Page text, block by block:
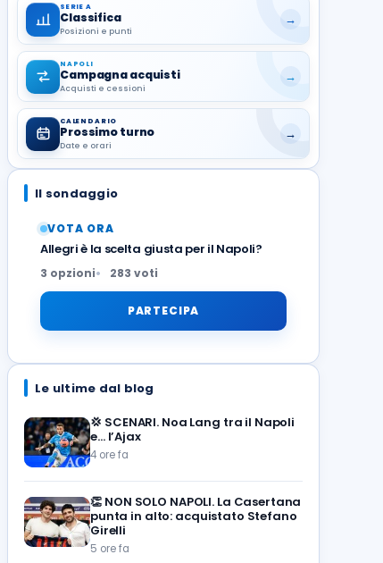
SERIE A
Classifica
Posizioni e punti
→
NAPOLI
Campagna acquisti
Acquisti e cessioni
→
CALENDARIO
Prossimo turno
Date e orari
→
Il sondaggio
VOTA ORA
Allegri è la scelta giusta per il Napoli?
3 opzioni 283 voti
PARTECIPA
Le ultime dal blog
💢 SCENARI. Noa Lang tra il Napoli
e… l’Ajax
4 ore fa
👏 NON SOLO NAPOLI. La Casertana
punta in alto: acquistato Stefano
Girelli
5 ore fa